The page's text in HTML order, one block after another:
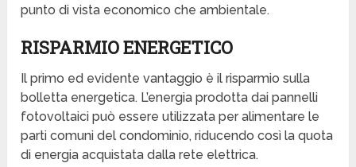
punto di vista economico che ambientale.
RISPARMIO ENERGETICO
Il primo ed evidente vantaggio è il risparmio sulla
bolletta energetica. L’energia prodotta dai pannelli
fotovoltaici può essere utilizzata per alimentare le
parti comuni del condominio, riducendo così la quota
di energia acquistata dalla rete elettrica.